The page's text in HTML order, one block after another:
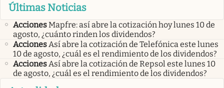
Últimas Noticias
AccionesMapfre: así abre la cotización hoy lunes 10 de
agosto, ¿cuánto rinden los dividendos?
AccionesAsí abre la cotización de Telefónica este lunes
10 de agosto, ¿cuál es el rendimiento de los dividendos?
AccionesAsí abre la cotización de Repsol este lunes 10
de agosto, ¿cuál es el rendimiento de los dividendos?